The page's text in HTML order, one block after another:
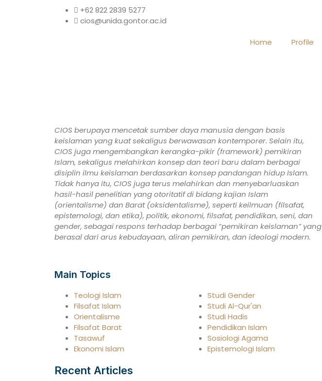
+62 822 2839 5277
cios@unida.gontor.ac.id
Home Profile
CIOS berupaya mencetak sumber daya manusia dengan basis
keislaman yang kuat sekaligus berwawasan kontemporer. Selain itu,
CIOS juga mengembangkan kerangka-pikir (framework) pemikiran
Islam, sekaligus melahirkan konsep dan teori baru dalam berbagai
disiplin ilmu keislaman berdasarkan konsep pandangan hidup Islam.
Tidak hanya itu, CIOS juga terus melahirkan dan menyebarluaskan
hasil-hasil penelitian yang otoritatif di bidang kajian Islam
(orientalisme) dan Barat (oksidentalisme), seperti keilmuan (filsafat,
epistemologi, dan etika), politik, ekonomi, filsafat, pendidikan, seni, dan
gender, sebagai respons terhadap berbagai “pemikiran keislaman” yang
berasal dari arus kebudayaan, aliran pemikiran, dan ideologi modern.
Main Topics
Teologi Islam
Filsafat Islam
Orientalisme
Filsafat Barat
Tasawuf
Ekonomi Islam
Studi Gender
Studi Al-Qur'an
Studi Hadis
Pendidikan Islam
Sosiologi Agama
Epistemologi Islam
Recent Articles